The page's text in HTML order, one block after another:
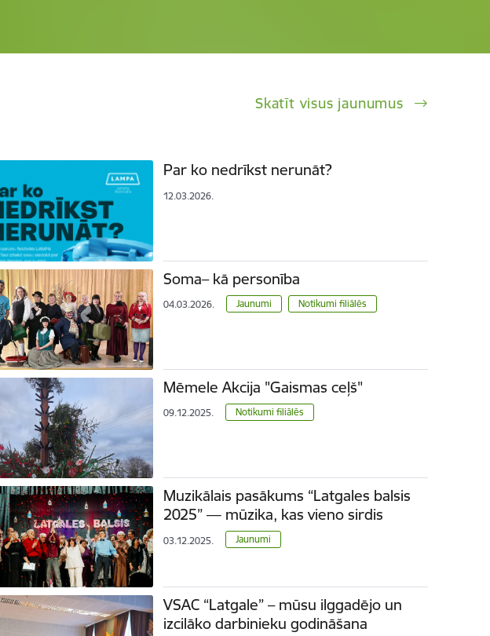
Skatīt visus jaunumus
Par ko nedrīkst nerunāt?
12.03.2026.
Soma– kā personība
04.03.2026. Jaunumi Notikumi filiālēs
Mēmele Akcija "Gaismas ceļš"
09.12.2025. Notikumi filiālēs
Muzikālais pasākums “Latgales balsis
2025” — mūzika, kas vieno sirdis
03.12.2025. Jaunumi
VSAC “Latgale” – mūsu ilggadējo un
izcilāko darbinieku godināšana